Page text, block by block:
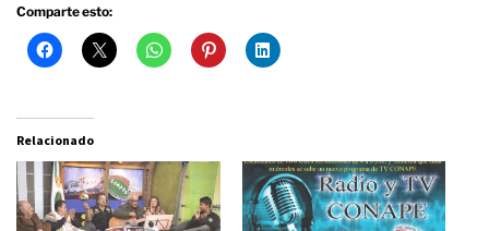
Comparte esto:
Relacionado